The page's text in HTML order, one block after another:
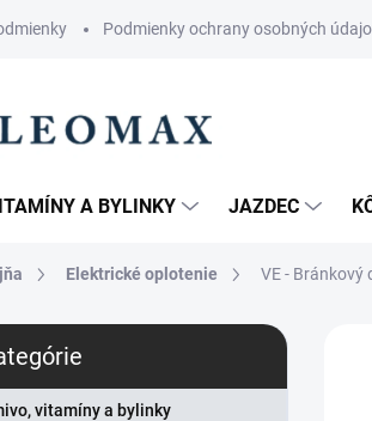
Podmienky ochrany osobných
A BYLINKY JAZDEC
Elektrické oplotenie VE - Bránkový
vitamíny a bylinky